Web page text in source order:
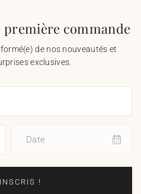
commande
de nos nouveautés et
exclusives.
Date
!